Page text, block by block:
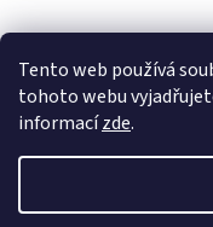
Tento web používá
tohoto webu
informacízde.